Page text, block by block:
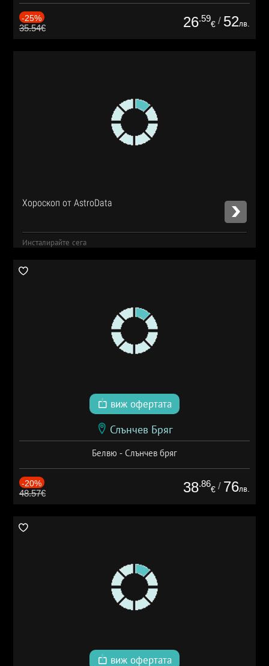
-25%
35.54€ 26.59
€ / 52лв.
Хороскоп от AstroData
Инсталирайте сега
виж офертата
Слънчев Бряг
Белвю - Слънчев бряг
-20%
48.57€ 38.86
€ / 76лв.
виж офертата